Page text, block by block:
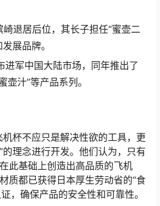
崎退居后位，其长子担任“蜜壶二
展品牌。
进军中国大陆市场，同年推出了
壶汁”等产品系列。
杯不应只是解决性欲的工具，更
理念进行开发。他们认为，只有
此基础上创造出高品质的飞机
质都已获得日本厚生劳动省的“食
，确保产品的安全性和可靠性。